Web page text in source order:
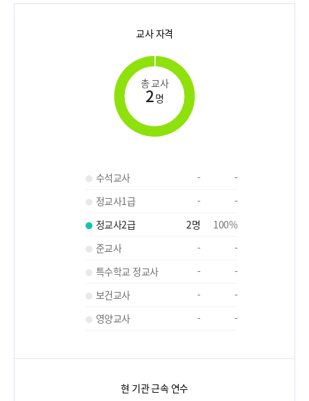
교사 자격
총 교사
2명
수석교사 -
-
정교사1급
-
-
정교사2급
2명 100%
준교사
-
-
특수학교 정교사
-
-
보건교사
-
-
영양교사
- -
현 기관 근속 연수